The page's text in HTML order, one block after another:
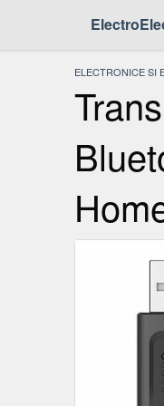
ELECTRONICE SI